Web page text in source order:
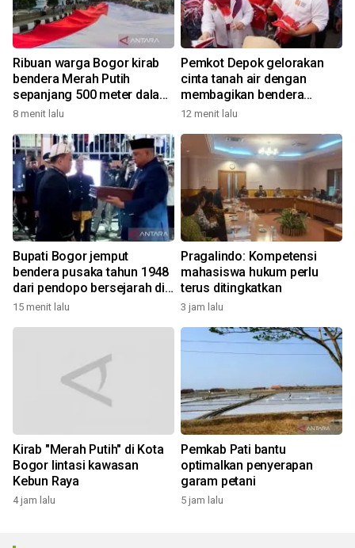
Ribuan warga Bogor kirab
bendera Merah Putih
sepanjang 500 meter dalam
rangkaian FMP ke-11
8 menit lalu
Pemkot Depok gelorakan
cinta tanah air dengan
membagikan bendera
merah putih
12 menit lalu
Bupati Bogor jemput
bendera pusaka tahun 1948
dari pendopo bersejarah di
Desa Malasari
15 menit lalu
Pragalindo: Kompetensi
mahasiswa hukum perlu
terus ditingkatkan
3 jam lalu
Kirab "Merah Putih" di Kota
Bogor lintasi kawasan
Kebun Raya
4 jam lalu
Pemkab Pati bantu
optimalkan penyerapan
garam petani
5 jam lalu